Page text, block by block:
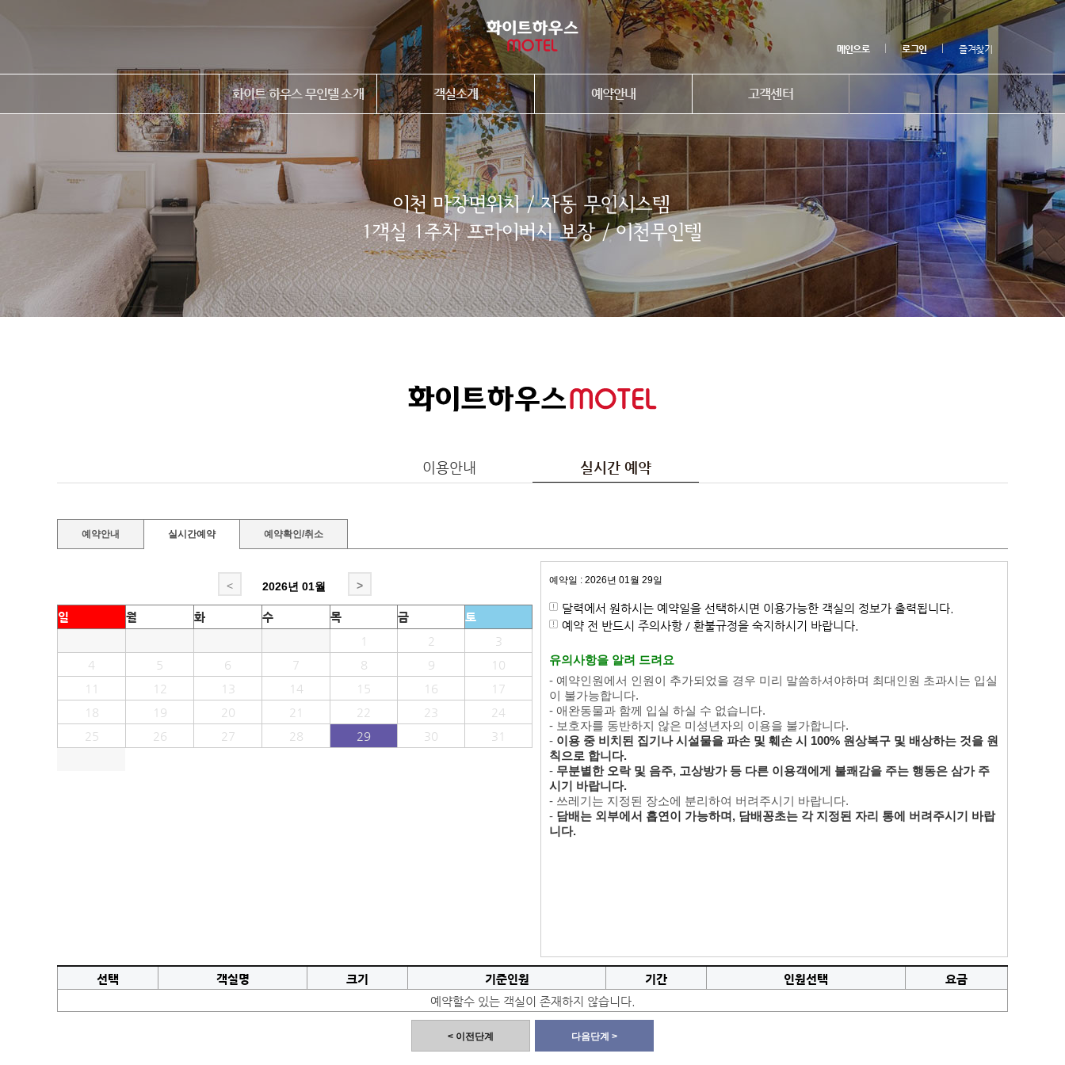
메인으로 로그인 즐겨찾기
화이트 하우스 무인텔 소개 객실소개 예약안내 고객센터
이용안내 실시간 예약
예약안내 실시간예약 예약확인/취소
< 2026년 01월 >
일 월 화 수 목 금
토
1
2
3
4
5 6 7 8 9
10
11
12 13 14 15 16
17
18
19 20 21 22 23
24
25
26 27 28 29 30 31
예약일 : 2026년 01월 29일
달력에서 원하시는 예약일을 선택하시면 이용가능한 객실의 정보가 출력됩니다.
예약 전 반드시 주의사항 / 환불규정을 숙지하시기 바랍니다.
유의사항을 알려 드려요
- 예약인원에서 인원이 추가되었을 경우 미리 말씀하셔야하며 최대인원 초과시는 입실
이 불가능합니다.
- 애완동물과 함께 입실 하실 수 없습니다.
- 보호자를 동반하지 않은 미성년자의 이용을 불가합니다.
- 이용 중 비치된 집기나 시설물을 파손 및 훼손 시 100% 원상복구 및 배상하는 것을 원
칙으로 합니다.
- 무분별한 오락 및 음주, 고상방가 등 다른 이용객에게 불쾌감을 주는 행동은 삼가 주
시기 바랍니다.
- 쓰레기는 지정된 장소에 분리하여 버려주시기 바랍니다.
- 담배는 외부에서 흡연이 가능하며, 담배꽁초는 각 지정된 자리 통에 버려주시기 바랍
니다.
선택 객실명 크기 기준인원 기간 인원선택
요금
예약할수 있는 객실이 존재하지 않습니다.
< 이전단계 다음단계 >